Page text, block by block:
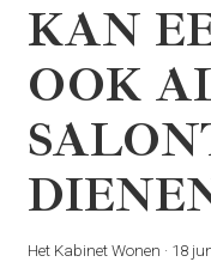
KAN
OOK
Het Kabinet Wonen · 18